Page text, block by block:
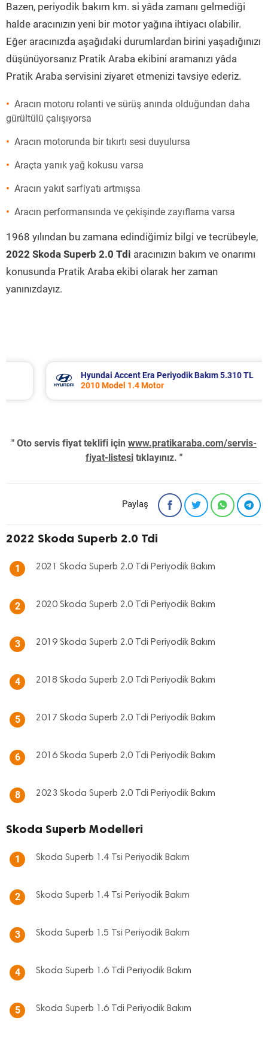
Bazen, periyodik bakım km. si yâda zamanı gelmediği
halde aracınızın yeni bir motor yağına ihtiyacı olabilir.
Eğer aracınızda aşağıdaki durumlardan birini yaşadığınızı
düşünüyorsanız Pratik Araba ekibini aramanızı yâda
Pratik Araba servisini ziyaret etmenizi tavsiye ederiz.
Aracın motoru rolanti ve sürüş anında olduğundan daha
gürültülü çalışıyorsa
Aracın motorunda bir tıkırtı sesi duyulursa
Araçta yanık yağ kokusu varsa
Aracın yakıt sarfiyatı artmışsa
Aracın performansında ve çekişinde zayıflama varsa
1968 yılından bu zamana edindiğimiz bilgi ve tecrübeyle,
2022 Skoda Superb 2.0 Tdi aracınızın bakım ve onarımı
konusunda Pratik Araba ekibi olarak her zaman
yanınızdayız.
Hyundai Accent Era Periyodik Bakım 5.310 TL
2010 Model 1.4 Motor
" Oto servis fiyat teklifi için www.pratikaraba.com/servis-
fiyat-listesi tıklayınız. "
Paylaş
2022 Skoda Superb 2.0 Tdi
1 2021 Skoda Superb 2.0 Tdi Periyodik Bakım
2 2020 Skoda Superb 2.0 Tdi Periyodik Bakım
3 2019 Skoda Superb 2.0 Tdi Periyodik Bakım
4 2018 Skoda Superb 2.0 Tdi Periyodik Bakım
5 2017 Skoda Superb 2.0 Tdi Periyodik Bakım
6 2016 Skoda Superb 2.0 Tdi Periyodik Bakım
8 2023 Skoda Superb 2.0 Tdi Periyodik Bakım
Skoda Superb Modelleri
1 Skoda Superb 1.4 Tsi Periyodik Bakım
2 Skoda Superb 1.4 Tsi Periyodik Bakım
3 Skoda Superb 1.5 Tsi Periyodik Bakım
4 Skoda Superb 1.6 Tdi Periyodik Bakım
5 Skoda Superb 1.6 Tdi Periyodik Bakım